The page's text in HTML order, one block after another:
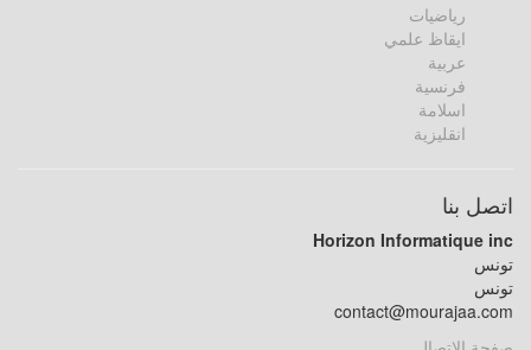
رياضيات
ايقاظ علمي
عربية
فرنسية
اسلامة
انقليزية
اتصل بنا
Horizon Informatique inc
تونس
تونس
contact@mourajaa.com